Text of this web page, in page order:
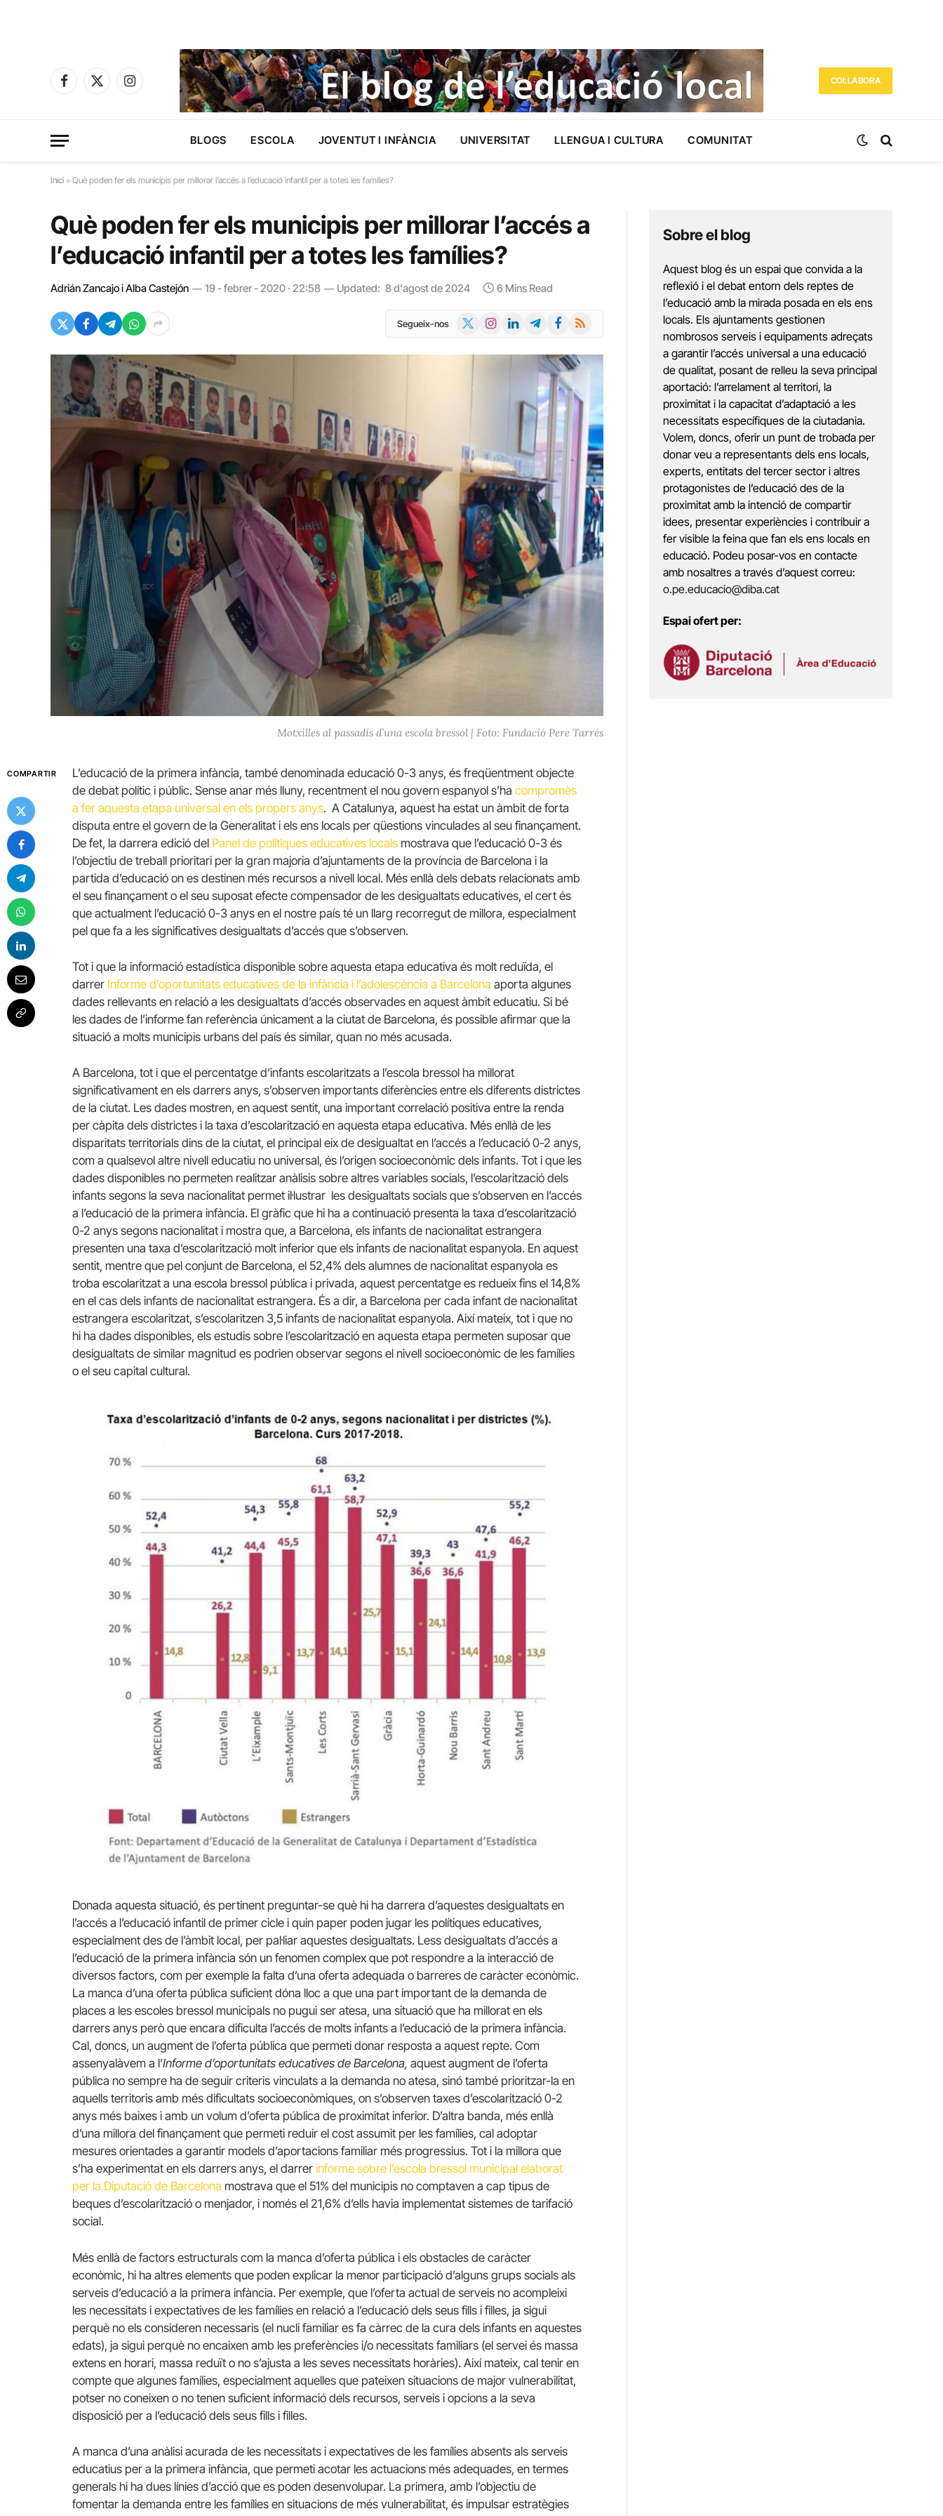
Facebook
X
Instagram
COL·LABORA
BLOGS ESCOLA JOVENTUT I INFÀNCIA UNIVERSITAT LLENGUA I CULTURA COMUNITAT
Inici » Què poden fer els municipis per millorar l’accés a l’educació infantil per a totes les famílies?
Què poden fer els municipis per millorar l’accés a
l’educació infantil per a totes les famílies?
Adrián Zancajo i Alba Castejón 19 - febrer - 2020 · 22:58 Updated: 8 d'agost de 2024 6 Mins Read
Segueix-nos InstagramLinkedInTelegramFacebook
RSS
Motxilles al passadís d’una escola bressol | Foto: Fundació Pere Tarrés
COMPARTIR
L’educació de la primera infància, també denominada educació 0-3 anys, és freqüentment objecte
de debat polític i públic. Sense anar més lluny, recentment el nou govern espanyol s’ha compromès
a fer aquesta etapa universal en els propers anys. A Catalunya, aquest ha estat un àmbit de forta
disputa entre el govern de la Generalitat i els ens locals per qüestions vinculades al seu finançament.
De fet, la darrera edició del Panel de polítiques educatives locals mostrava que l’educació 0-3 és
l’objectiu de treball prioritari per la gran majoria d’ajuntaments de la província de Barcelona i la
partida d’educació on es destinen més recursos a nivell local. Més enllà dels debats relacionats amb
el seu finançament o el seu suposat efecte compensador de les desigualtats educatives, el cert és
que actualment l’educació 0-3 anys en el nostre país té un llarg recorregut de millora, especialment
pel que fa a les significatives desigualtats d’accés que s’observen.
Tot i que la informació estadística disponible sobre aquesta etapa educativa és molt reduïda, el
darrer Informe d’oportunitats educatives de la infància i l’adolescència a Barcelona aporta algunes
dades rellevants en relació a les desigualtats d’accés observades en aquest àmbit educatiu. Si bé
les dades de l’informe fan referència únicament a la ciutat de Barcelona, és possible afirmar que la
situació a molts municipis urbans del país és similar, quan no més acusada.
A Barcelona, tot i que el percentatge d’infants escolaritzats a l’escola bressol ha millorat
significativament en els darrers anys, s’observen importants diferències entre els diferents districtes
de la ciutat. Les dades mostren, en aquest sentit, una important correlació positiva entre la renda
per càpita dels districtes i la taxa d’escolarització en aquesta etapa educativa. Més enllà de les
disparitats territorials dins de la ciutat, el principal eix de desigualtat en l’accés a l’educació 0-2 anys,
com a qualsevol altre nivell educatiu no universal, és l’origen socioeconòmic dels infants. Tot i que les
dades disponibles no permeten realitzar anàlisis sobre altres variables socials, l’escolarització dels
infants segons la seva nacionalitat permet il·lustrar les desigualtats socials que s’observen en l’accés
a l’educació de la primera infància. El gràfic que hi ha a continuació presenta la taxa d’escolarització
0-2 anys segons nacionalitat i mostra que, a Barcelona, els infants de nacionalitat estrangera
presenten una taxa d’escolarització molt inferior que els infants de nacionalitat espanyola. En aquest
sentit, mentre que pel conjunt de Barcelona, el 52,4% dels alumnes de nacionalitat espanyola es
troba escolaritzat a una escola bressol pública i privada, aquest percentatge es redueix fins el 14,8%
en el cas dels infants de nacionalitat estrangera. És a dir, a Barcelona per cada infant de nacionalitat
estrangera escolaritzat, s’escolaritzen 3,5 infants de nacionalitat espanyola. Així mateix, tot i que no
hi ha dades disponibles, els estudis sobre l’escolarització en aquesta etapa permeten suposar que
desigualtats de similar magnitud es podrien observar segons el nivell socioeconòmic de les famílies
o el seu capital cultural.
Donada aquesta situació, és pertinent preguntar-se què hi ha darrera d’aquestes desigualtats en
l’accés a l’educació infantil de primer cicle i quin paper poden jugar les polítiques educatives,
especialment des de l’àmbit local, per pal·liar aquestes desigualtats. Less desigualtats d’accés a
l’educació de la primera infància són un fenomen complex que pot respondre a la interacció de
diversos factors, com per exemple la falta d’una oferta adequada o barreres de caràcter econòmic.
La manca d’una oferta pública suficient dóna lloc a que una part important de la demanda de
places a les escoles bressol municipals no pugui ser atesa, una situació que ha millorat en els
darrers anys però que encara dificulta l’accés de molts infants a l’educació de la primera infància.
Cal, doncs, un augment de l’oferta pública que permeti donar resposta a aquest repte. Com
assenyalàvem a l’Informe d’oportunitats educatives de Barcelona, aquest augment de l’oferta
pública no sempre ha de seguir criteris vinculats a la demanda no atesa, sinó també prioritzar-la en
aquells territoris amb més dificultats socioeconòmiques, on s’observen taxes d’escolarització 0-2
anys més baixes i amb un volum d’oferta pública de proximitat inferior. D’altra banda, més enllà
d’una millora del finançament que permeti reduir el cost assumit per les famílies, cal adoptar
mesures orientades a garantir models d’aportacions familiar més progressius. Tot i la millora que
s’ha experimentat en els darrers anys, el darrer informe sobre l’escola bressol municipal elaborat
per la Diputació de Barcelona mostrava que el 51% del municipis no comptaven a cap tipus de
beques d’escolarització o menjador, i només el 21,6% d’ells havia implementat sistemes de tarifació
social.
Més enllà de factors estructurals com la manca d’oferta pública i els obstacles de caràcter
econòmic, hi ha altres elements que poden explicar la menor participació d’alguns grups socials als
serveis d’educació a la primera infància. Per exemple, que l’oferta actual de serveis no acompleixi
les necessitats i expectatives de les famílies en relació a l’educació dels seus fills i filles, ja sigui
perquè no els consideren necessaris (el nucli familiar es fa càrrec de la cura dels infants en aquestes
edats), ja sigui perquè no encaixen amb les preferències i/o necessitats familiars (el servei és massa
extens en horari, massa reduït o no s’ajusta a les seves necessitats horàries). Així mateix, cal tenir en
compte que algunes famílies, especialment aquelles que pateixen situacions de major vulnerabilitat,
potser no coneixen o no tenen suficient informació dels recursos, serveis i opcions a la seva
disposició per a l’educació dels seus fills i filles.
A manca d’una anàlisi acurada de les necessitats i expectatives de les famílies absents als serveis
educatius per a la primera infància, que permeti acotar les actuacions més adequades, en termes
generals hi ha dues línies d’acció que es poden desenvolupar. La primera, amb l’objectiu de
fomentar la demanda entre les famílies en situacions de més vulnerabilitat, és impulsar estratègies
Sobre el blog
Aquest blog és un espai que convida a la
reflexió i el debat entorn dels reptes de
l’educació amb la mirada posada en els ens
locals. Els ajuntaments gestionen
nombrosos serveis i equipaments adreçats
a garantir l’accés universal a una educació
de qualitat, posant de relleu la seva principal
aportació: l’arrelament al territori, la
proximitat i la capacitat d’adaptació a les
necessitats específiques de la ciutadania.
Volem, doncs, oferir un punt de trobada per
donar veu a representants dels ens locals,
experts, entitats del tercer sector i altres
protagonistes de l’educació des de la
proximitat amb la intenció de compartir
idees, presentar experiències i contribuir a
fer visible la feina que fan els ens locals en
educació. Podeu posar-vos en contacte
amb nosaltres a través d’aquest correu:
o.pe.educacio@diba.cat
Espai ofert per: